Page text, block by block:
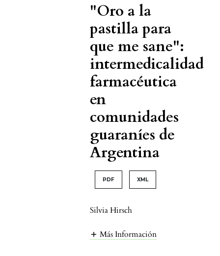
"Oro a la
pastilla para
que me sane":
intermedicalidad
farmacéutica
en
comunidades
guaraníes de
Argentina
PDF XML
Silvia Hirsch
Más Información